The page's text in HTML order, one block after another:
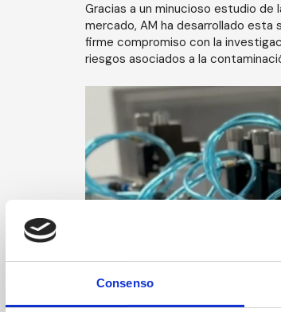
Consenso
Gracias a un minucioso estudio de
mercado, AM ha desarrollado esta
firme compromiso con la
riesgos asociados a la